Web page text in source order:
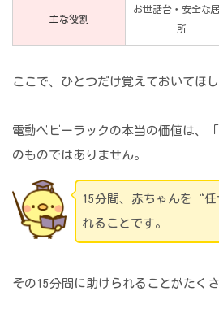
主な役割
お世話台・安全な
所
ここで、ひとつだけ覚えておいてほ
電動ベビーラックの本当の価値は、
のものではありません。
15分間、赤ちゃんを“
れることです。
その15分間に助けられることがたく